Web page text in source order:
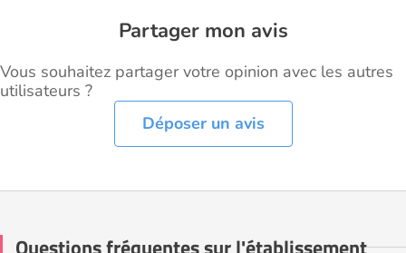
Partager mon avis
Vous souhaitez partager votre opinion avec les autres
utilisateurs ?
Déposer un avis